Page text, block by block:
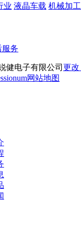
业 液晶车载 机械加
服务
健电子有限公司 更改
网站地图